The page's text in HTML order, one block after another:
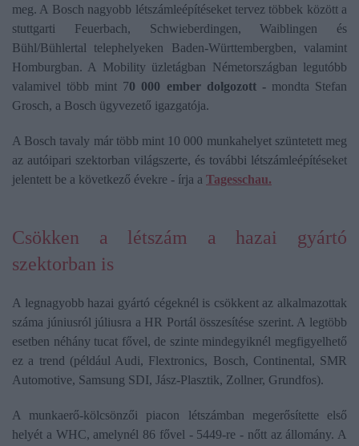
meg. A Bosch nagyobb létszámleépítéseket tervez többek között a
stuttgarti Feuerbach, Schwieberdingen, Waiblingen és
Bühl/Bühlertal telephelyeken Baden-Württembergben, valamint
Homburgban. A Mobility üzletágban Németországban legutóbb
valamivel több mint 70 000 ember dolgozott -mondta Stefan
Grosch, a Bosch ügyvezető igazgatója.
A Bosch tavaly már több mint 10 000 munkahelyet szüntetett meg
az autóipari szektorban világszerte, és további létszámleépítéseket
jelentett be a következő évekre - írja a Tagesschau.
Csökken a létszám a hazai gyártó
szektorban is
A legnagyobb hazai gyártó cégeknél is csökkent az alkalmazottak
száma júniusról júliusra a HR Portál összesítése szerint. A legtöbb
esetben néhány tucat fővel, de szinte mindegyiknél megfigyelhető
ez a trend (például Audi, Flextronics, Bosch, Continental, SMR
Automotive, Samsung SDI, Jász-Plasztik, Zollner, Grundfos).
A munkaerő-kölcsönzői piacon létszámban megerősítette első
helyét a WHC, amelynél 86 fővel - 5449-re - nőtt az állomány. A